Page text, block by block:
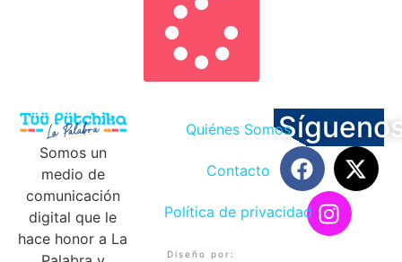
Somos un
medio de
comunicación
digital que le
hace honor a La
Quiénes Somos
Contacto
Política de privacidad
Diseño por: